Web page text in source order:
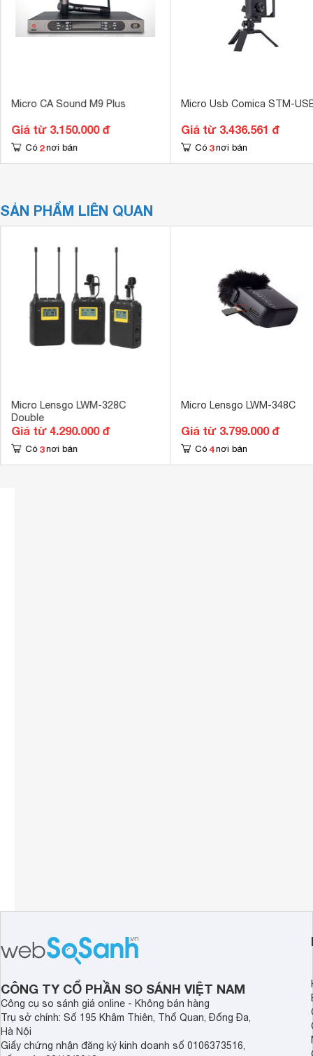
Micro CA Sound M9 Plus
Giá từ 3.150.000 đ
Có 2 nơi bán
Micro Usb Comica STM-
Giá từ 3.436.561 đ
Có 3 nơi bán
SẢN PHẨM LIÊN QUAN
Micro Lensgo LWM-328C
Double
Giá từ 4.290.000 đ
Có 3 nơi bán
Micro Lensgo LWM-348C
Giá từ 3.799.000 đ
Có 4 nơi bán
CÔNG TY CỔ PHẦN SO SÁNH VIỆT NAM
Công cụ so sánh giá online - Không bán hàng
Trụ sở chính: Số 195 Khâm Thiên, Thổ Quan, Đống Đa,
Hà Nội
Giấy chứng nhận đăng ký kinh doanh số 0106373516,